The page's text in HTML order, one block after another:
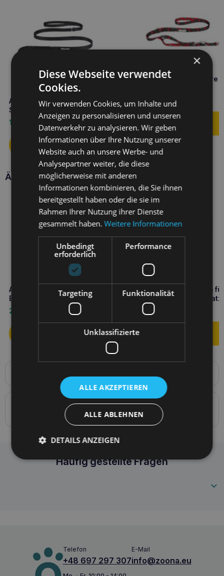
Amiplay Verstellbare Leine 8in1
Samba L Schwarz
16,10
Amiplay 7 in 1 verstellbare
19,90 €
Ähnliche Produkte
Amiplay Geschirr + Leine für
BeHappy S Donut Katze
22,90
Amiplay Geschirr + Leine für
BeHappy M
25,50€
BeHappy M Katzengeschirr + Leine
Details zur Konformität des Produkts mit den
Vorschriften: Produktverantwortung
Amiplay Geschirr + Leine für BeHappy M
Häufig gestellte Fragen
Telefon
+48 697 297 307
E-Mail
info@zoona.eu
×
Diese Webseite verwendet
Cookies.
Wir verwenden Cookies, um Inhalte und
Anzeigen zu personalisieren und unseren
Datenverkehr zu analysieren. Wir geben
Informationen über Ihre Nutzung unserer
Website auch an unsere Werbe- und
Analysepartner weiter, die diese
möglicherweise mit anderen
Informationen kombinieren, die Sie ihnen
bereitgestellt haben oder die sie im
Rahmen Ihrer Nutzung ihrer Dienste
gesammelt haben.Weitere Informationen
Unbedingt
erforderlich
Performance
Targeting Funktionalität
Unklassifizierte
ALLE AKZEPTIEREN
ALLE ABLEHNEN
DETAILS ANZEIGEN